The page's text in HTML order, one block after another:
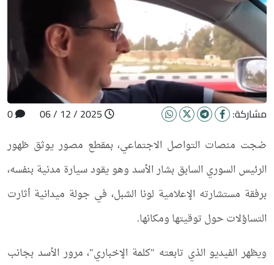
مشاركة:
ضجت منصات التواصل الاجتماعي، بمقطع مصور يوثق ظهور
الرئيس السوري السابق بشار الأسد وهو يقود سيارة مدنية بنفسه،
برفقة مستشارته الإعلامية لونا الشبل، في جولة ميدانية أثارت
التساؤلات حول توقيتها ومكانها.
ويظهر الفيديو الذي تابعته "كلمة الإخباري"، مرور الأسد بجانب